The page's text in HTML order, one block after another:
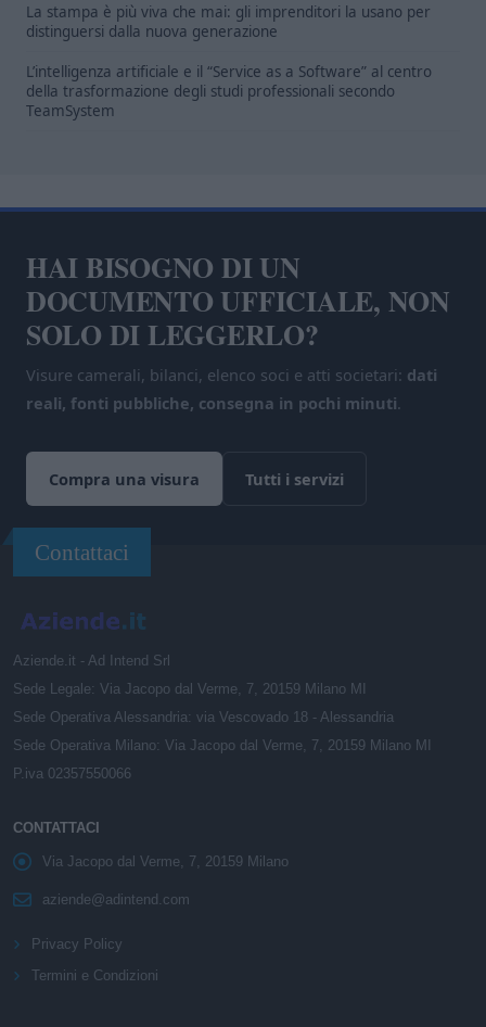
La stampa è più viva che mai: gli imprenditori la usano per
distinguersi dalla nuova generazione
L’intelligenza artificiale e il “Service as a Software” al centro
della trasformazione degli studi professionali secondo
TeamSystem
HAI BISOGNO DI UN
DOCUMENTO UFFICIALE, NON
SOLO DI LEGGERLO?
Visure camerali, bilanci, elenco soci e atti societari: dati
reali, fonti pubbliche, consegna in pochi minuti.
Compra una visura Tutti i servizi
Contattaci
Aziende.it - Ad Intend Srl
Sede Legale: Via Jacopo dal Verme, 7, 20159 Milano MI
Sede Operativa Alessandria: via Vescovado 18 - Alessandria
Sede Operativa Milano: Via Jacopo dal Verme, 7, 20159 Milano MI
P.iva 02357550066
CONTATTACI
Via Jacopo dal Verme, 7, 20159 Milano
aziende@adintend.com
Privacy Policy
Termini e Condizioni